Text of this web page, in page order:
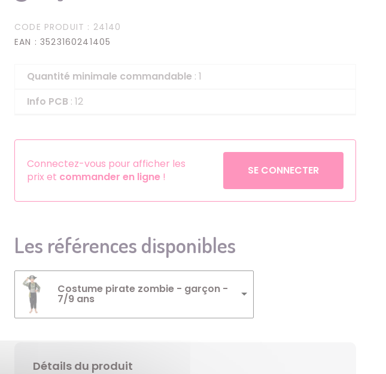
Sets d'accessoires
Petronix Defenders
Pokémon
Robin des Bois
CODE PRODUIT : 24140
EAN : 3523160241405
Quantité minimale commandable : 1
Info PCB : 12
Connectez-vous pour afficher les
prix et commander en ligne ! SE CONNECTER
Les références disponibles
Costume pirate zombie - garçon -
7/9 ans
Détails du produit